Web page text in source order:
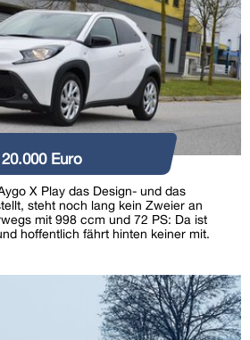
Euro
X Play das Design- und das
steht noch lang kein Zweier an
mit 998 ccm und 72 PS: Da ist
hoffentlich fährt hinten keiner mit.